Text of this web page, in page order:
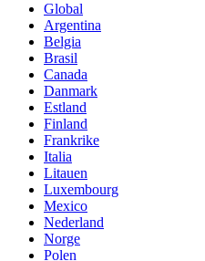
Global
Argentina
Belgia
Brasil
Canada
Danmark
Estland
Finland
Frankrike
Italia
Litauen
Luxembourg
Mexico
Nederland
Norge
Polen